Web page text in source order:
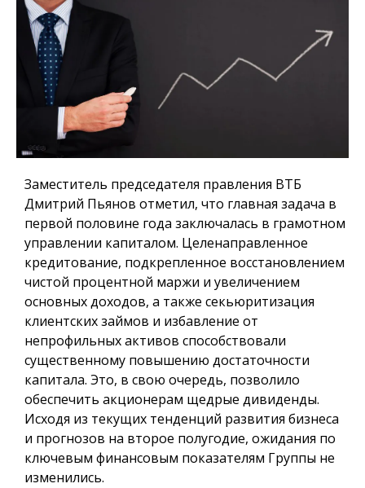
Заместитель председателя правления ВТБ
Дмитрий Пьянов отметил, что главная задача в
первой половине года заключалась в грамотном
управлении капиталом. Целенаправленное
кредитование, подкрепленное восстановлением
чистой процентной маржи и увеличением
основных доходов, а также секьюритизация
клиентских займов и избавление от
непрофильных активов способствовали
существенному повышению достаточности
капитала. Это, в свою очередь, позволило
обеспечить акционерам щедрые дивиденды.
Исходя из текущих тенденций развития бизнеса
и прогнозов на второе полугодие, ожидания по
ключевым финансовым показателям Группы не
изменились.